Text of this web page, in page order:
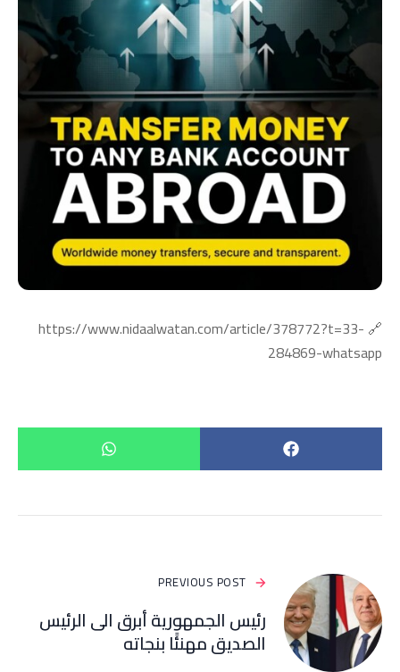
🔗 https://www.nidaalwatan.com/article/378772?t=33-
284869-whatsapp
PREVIOUS POST
رئيس الجمهورية أبرق الى الرئيس
الصديق مهنئًا بنجاته